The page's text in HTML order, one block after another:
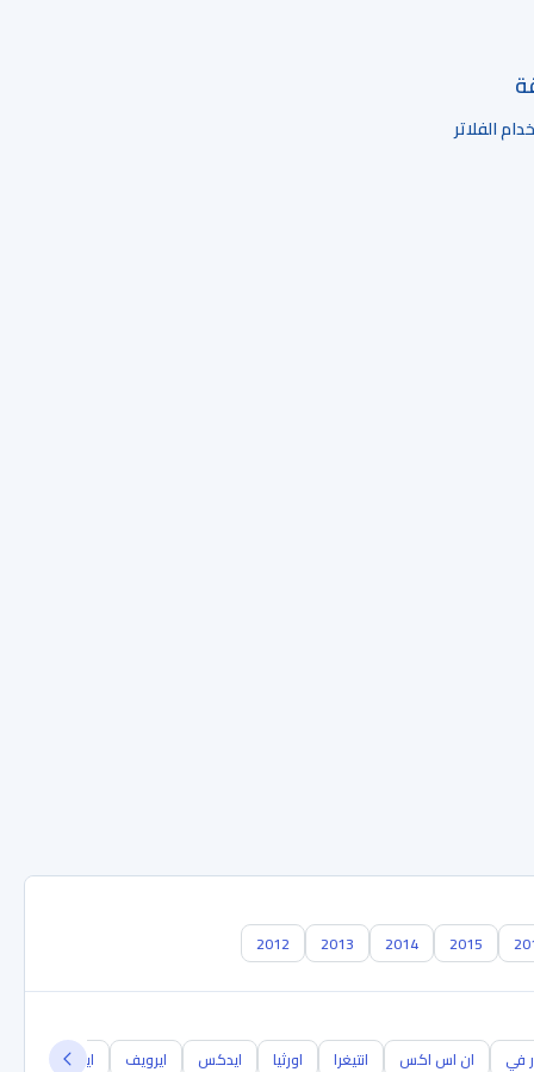
الفلاتر
2015
2014
2013
2012
في ان اس اكس انتيغرا اورثيا ايدكس ايرويف ايلسيون